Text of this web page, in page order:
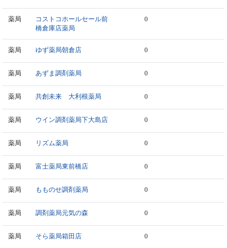
薬局
コストコホールセール前
橋倉庫店薬局
0
薬局 ゆず薬局朝倉店 0
薬局 あずま調剤薬局 0
薬局 共創未来 大利根薬局 0
薬局 ウイン調剤薬局下大島店 0
薬局 リズム薬局 0
薬局 富士薬局東前橋店 0
薬局 もものせ調剤薬局 0
薬局 調剤薬局元気の森 0
薬局 そら薬局箱田店 0